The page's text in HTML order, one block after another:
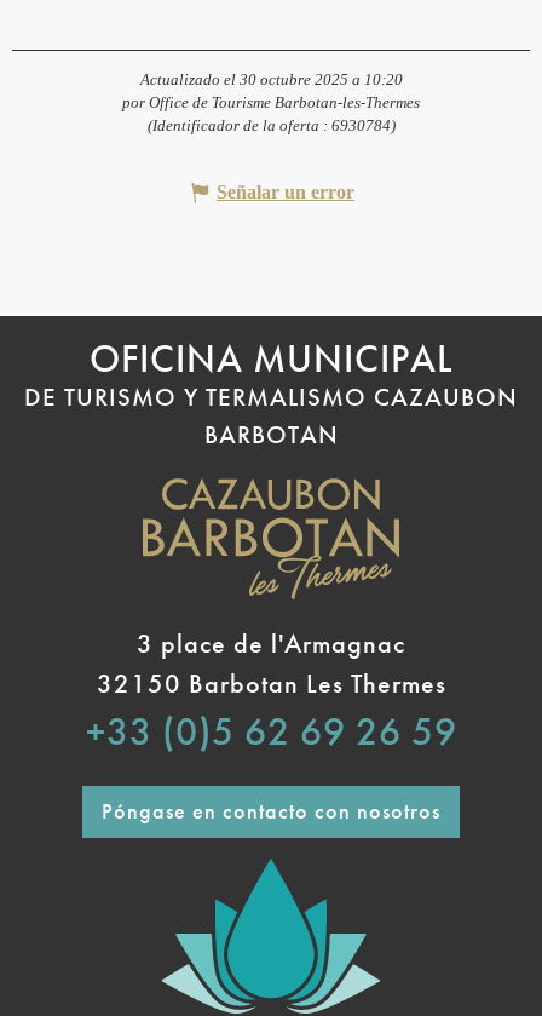
Actualizado el 30 octubre 2025 a 10:20
por Office de Tourisme Barbotan-les-Thermes
(Identificador de la oferta : 6930784)
Señalar un error
OFICINA MUNICIPAL
DE TURISMO Y TERMALISMO CAZAUBON
BARBOTAN
3 place de l'Armagnac
32150 Barbotan Les Thermes
+33 (0)5 62 69 26 59
Póngase en contacto con nosotros